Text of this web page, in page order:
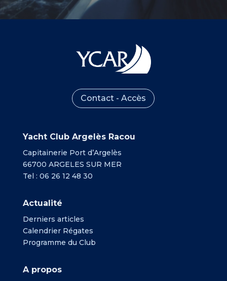
Contact - Accès
Yacht Club Argelès Racou
Capitainerie Port d’Argelès
66700 ARGELES SUR MER
Tel : 06 26 12 48 30
Actualité
Derniers articles
Calendrier Régates
Programme du Club
A propos